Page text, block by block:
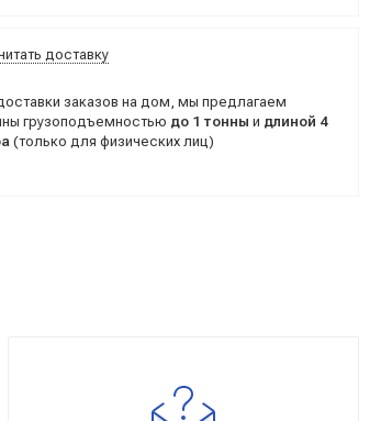
доставку
заказов на дом, мы предлагаем
грузоподъемностью до 1 тонны и длиной 4
(только для физических лиц)